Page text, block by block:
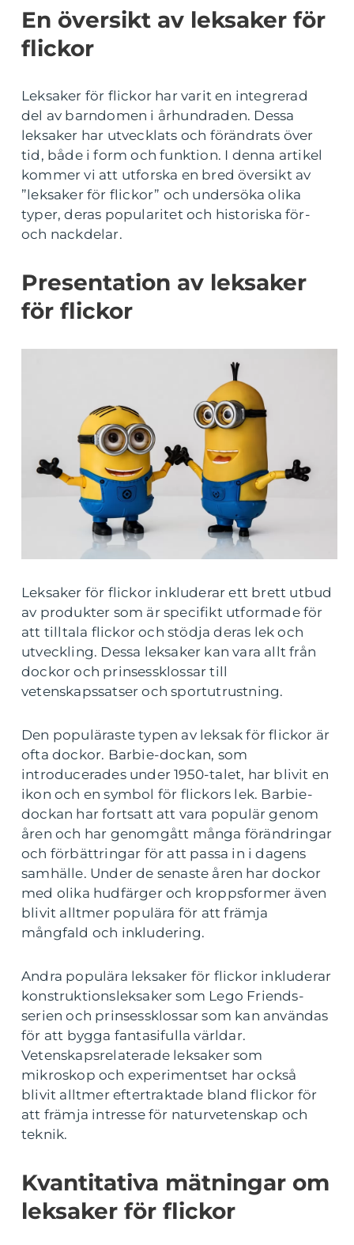
En översikt av leksaker för
flickor
Leksaker för flickor har varit en integrerad
del av barndomen i århundraden. Dessa
leksaker har utvecklats och förändrats över
tid, både i form och funktion. I denna artikel
kommer vi att utforska en bred översikt av
”leksaker för flickor” och undersöka olika
typer, deras popularitet och historiska för-
och nackdelar.
Presentation av leksaker
för flickor
Leksaker för flickor inkluderar ett brett utbud
av produkter som är specifikt utformade för
att tilltala flickor och stödja deras lek och
utveckling. Dessa leksaker kan vara allt från
dockor och prinsessklossar till
vetenskapssatser och sportutrustning.
Den populäraste typen av leksak för flickor är
ofta dockor. Barbie-dockan, som
introducerades under 1950-talet, har blivit en
ikon och en symbol för flickors lek. Barbie-
dockan har fortsatt att vara populär genom
åren och har genomgått många förändringar
och förbättringar för att passa in i dagens
samhälle. Under de senaste åren har dockor
med olika hudfärger och kroppsformer även
blivit alltmer populära för att främja
mångfald och inkludering.
Andra populära leksaker för flickor inkluderar
konstruktionsleksaker som Lego Friends-
serien och prinsessklossar som kan användas
för att bygga fantasifulla världar.
Vetenskapsrelaterade leksaker som
mikroskop och experimentset har också
blivit alltmer eftertraktade bland flickor för
att främja intresse för naturvetenskap och
teknik.
Kvantitativa mätningar om
leksaker för flickor